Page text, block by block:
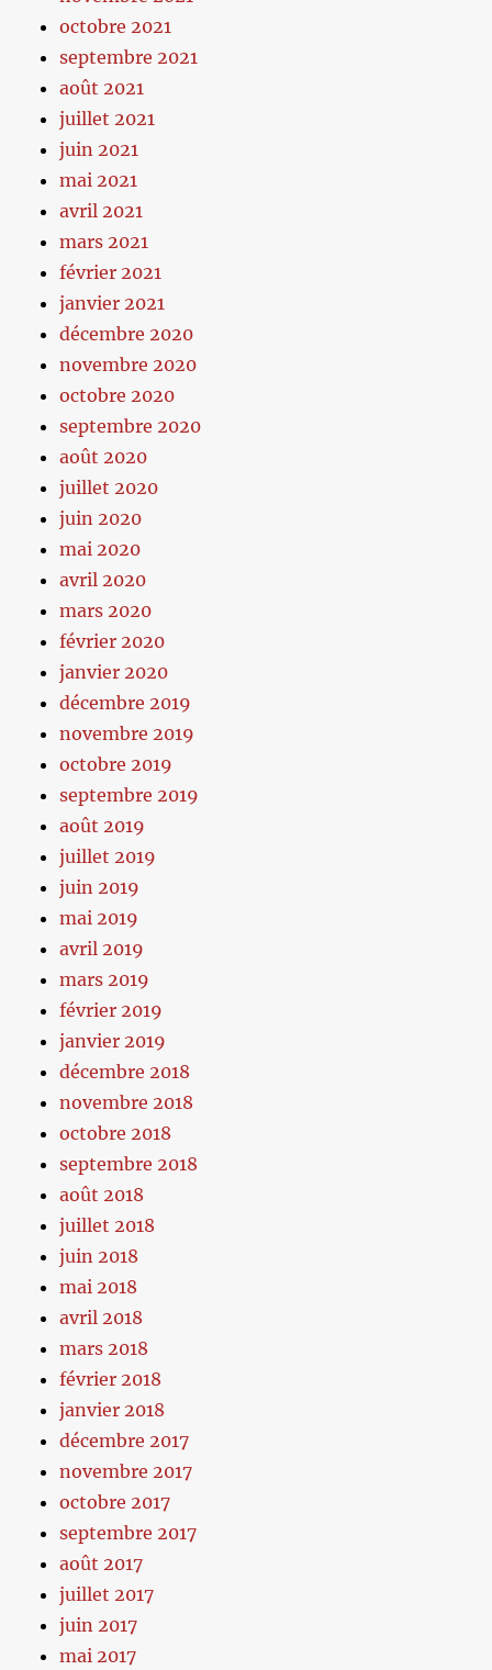
octobre 2021
septembre 2021
août 2021
juillet 2021
juin 2021
mai 2021
avril 2021
mars 2021
février 2021
janvier 2021
décembre 2020
novembre 2020
octobre 2020
septembre 2020
août 2020
juillet 2020
juin 2020
mai 2020
avril 2020
mars 2020
février 2020
janvier 2020
décembre 2019
novembre 2019
octobre 2019
septembre 2019
août 2019
juillet 2019
juin 2019
mai 2019
avril 2019
mars 2019
février 2019
janvier 2019
décembre 2018
novembre 2018
octobre 2018
septembre 2018
août 2018
juillet 2018
juin 2018
mai 2018
avril 2018
mars 2018
février 2018
janvier 2018
décembre 2017
novembre 2017
octobre 2017
septembre 2017
août 2017
juillet 2017
juin 2017
mai 2017